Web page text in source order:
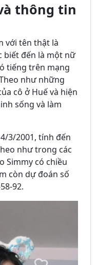
thông tin
với tên thật là
biết đến là một nữ
tiếng trên mạng
như những
cô ở Huế và hiện
sống và làm
3/2001, tính đến
như trong các
Simmy có chiều
còn dự đoán số
92.